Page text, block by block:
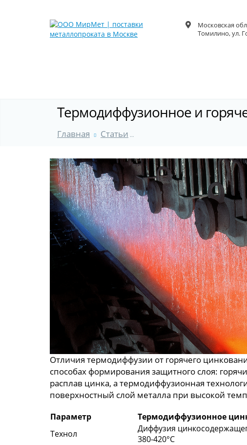
Московская
Томилино, ул.
Термодиффузионное и
Главная Статьи
Отличия термодиффузии от горячего
способах формирования защитного слоя:
расплав цинка, а термодиффузионная
поверхностный слой металла при высокой
Параметр Термодиффузионное
Технол
Диффузия
380-420°C